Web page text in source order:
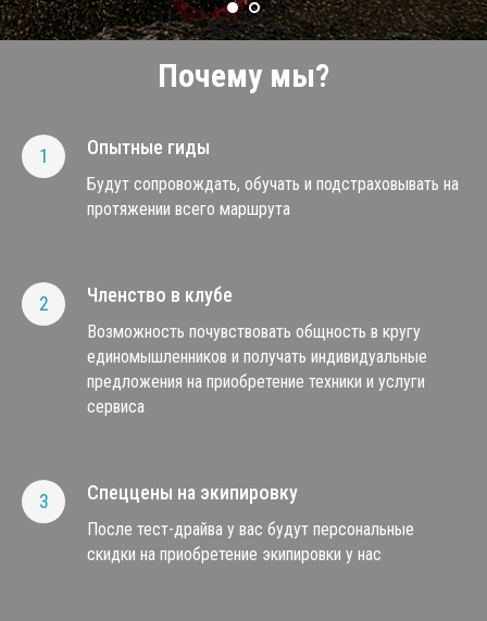
Почему мы?
Опытные гиды
Будут сопровождать, обучать и подстраховывать на
протяжении всего маршрута
Членство в клубе
Возможность почувствовать общность в кругу
единомышленников и получать индивидуальные
предложения на приобретение техники и услуги
сервиса
Спеццены на экипировку
После тест-драйва у вас будут персональные
скидки на приобретение экипировки у нас